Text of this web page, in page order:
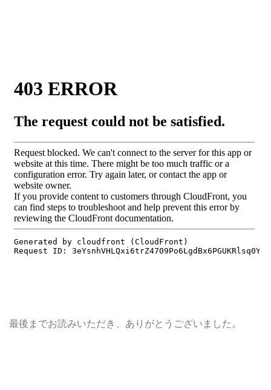
最後までお読みいただき、ありがとうございました。